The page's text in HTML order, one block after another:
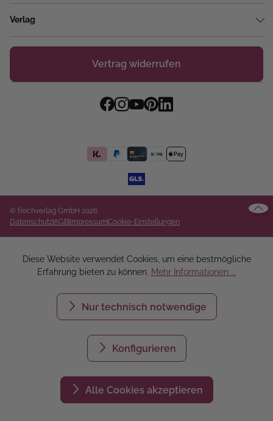
Verlag
Vertrag widerrufen
© frechverlag GmbH 2026
DatenschutzAGB ImpressumCookie-Einstellungen
Diese Website verwendet Cookies, um eine bestmögliche
Erfahrung bieten zu können. Mehr Informationen ...
Nur technisch notwendige
Konfigurieren
Alle Cookies akzeptieren